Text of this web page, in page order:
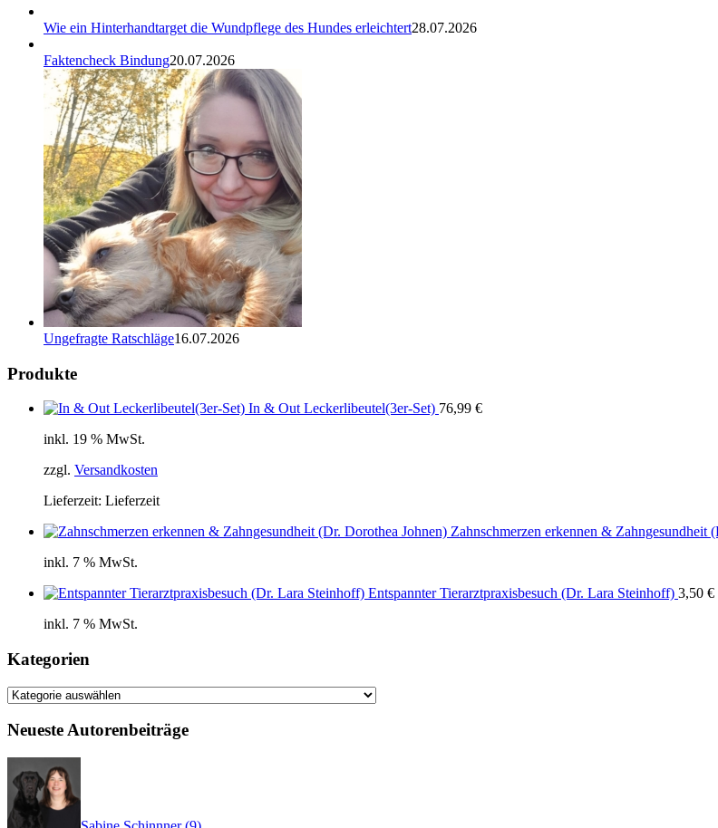
Wie ein Hinterhandtarget die Wundpflege des Hundes erleichtert28.07.2026
Faktencheck Bindung20.07.2026
Ungefragte Ratschläge16.07.2026
Produkte
In & Out Leckerlibeutel(3er-Set) 76,99 €
inkl. 19 % MwSt.
zzgl. Versandkosten
Lieferzeit: Lieferzeit
Zahnschmerzen erkennen & Zahngesundheit
inkl. 7 % MwSt.
Entspannter Tierarztpraxisbesuch (Dr. Lara Steinhoff) 3,50 €
inkl. 7 % MwSt.
Kategorien
Kategorien
Neueste Autorenbeiträge